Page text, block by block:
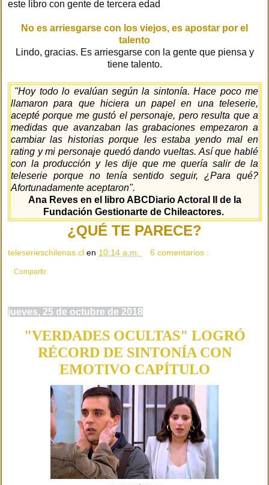
este libro con gente de tercera edad
No es arriesgarse con los viejos, es apostar por el
talento
Lindo, gracias. Es arriesgarse con la gente que piensa y
tiene talento.
"Hoy todo lo evalúan según la sintonía. Hace poco me
llamaron para que hiciera un papel en una teleserie,
acepté porque me gustó el personaje, pero resulta que a
medidas que avanzaban las grabaciones empezaron a
cambiar las historias porque les estaba yendo mal en
rating y mi personaje quedó dando vueltas. Así que hablé
con la producción y les dije que me quería salir de la
teleserie porque no tenía sentido seguir, ¿Para qué?
Afortunadamente aceptaron".
Ana Reves en el libro ABCDiario Actoral II de la
Fundación Gestionarte de Chileactores.
¿QUÉ TE PARECE?
teleserieschilenas.cl en 10:14 a.m. 6 comentarios :
Compartir
jueves, 25 de octubre de 2018
"VERDADES OCULTAS" LOGRÓ
RÉCORD DE SINTONÍA CON
EMOTIVO CAPÍTULO